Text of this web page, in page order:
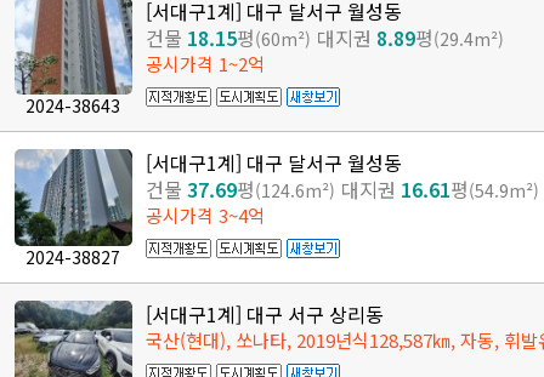
2024-38643
[서대구1계] 대구 달서구 월성동
건물 18.15평(60m²) 대지권 8.89평(29.4m²)
공시가격 1~2억
2024-38827
[서대구1계] 대구 달서구 월성동
건물 37.69평(124.6m²) 대지권 16.61평(54.9m²)
공시가격 3~4억
[서대구1계] 대구 서구 상리동
국산(현대), 쏘나타, 2019년식128,587㎞, 자동, 휘발